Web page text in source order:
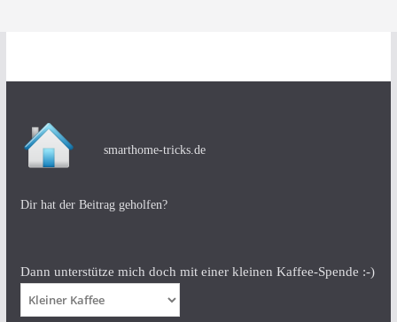
smarthome-tricks.de
Dir hat der Beitrag geholfen?
Dann unterstütze mich doch mit einer kleinen Kaffee-Spende :-)